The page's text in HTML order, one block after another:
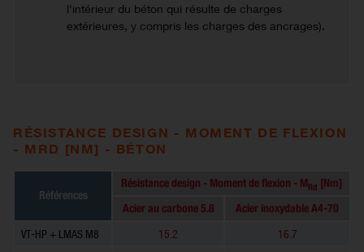
l'intérieur du béton qui résulte de charges
extérieures, y compris les charges des ancrages).
RÉSISTANCE DESIGN - MOMENT DE FLEXION
- MRD [NM] - BÉTON
Références
Résistance design - Moment de flexion - MRd [Nm]
Acier au carbone 5.8
Acier inoxydable A4-70
VT-HP + LMAS M8 15.2
16.7